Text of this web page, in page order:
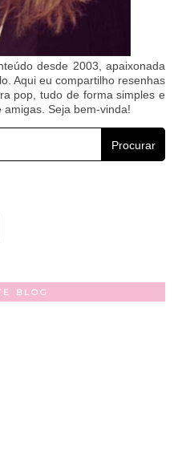
desde 2003, apaixonada
Aqui eu compartilho resenhas
pop, tudo de forma simples e
Seja bem-vinda!
Procurar
BLOG